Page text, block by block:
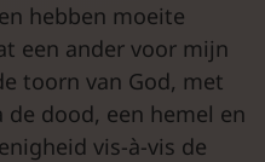
hebben moeite
een ander voor mijn
toorn van God, met
de dood, een hemel en
vis-à-vis de